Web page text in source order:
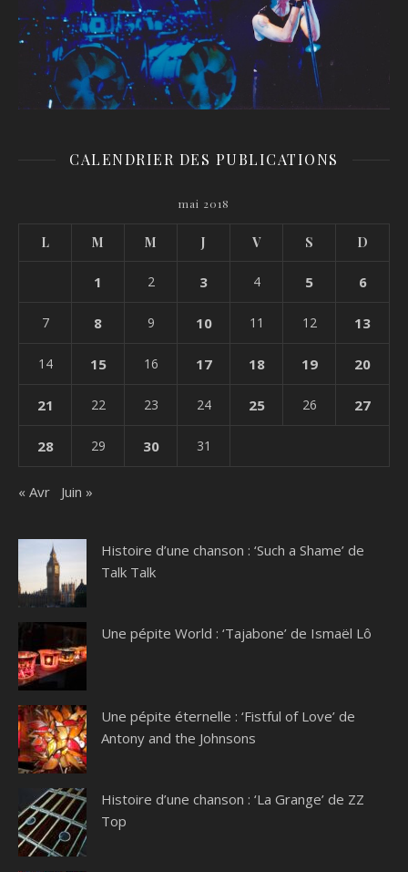
CALENDRIER DES PUBLICATIONS
mai 2018
L M M J V S D
1 2 3 4 5 6
7 8 9 10 11 12 13
14 15 16 17 18 19 20
21 22 23 24 25 26 27
28 29 30 31
« Avr Juin »
Histoire d’une chanson : ‘Such a Shame’ de
Talk Talk
Une pépite World : ‘Tajabone’ de Ismaël Lô
Une pépite éternelle : ‘Fistful of Love’ de
Antony and the Johnsons
Histoire d’une chanson : ‘La Grange’ de ZZ
Top